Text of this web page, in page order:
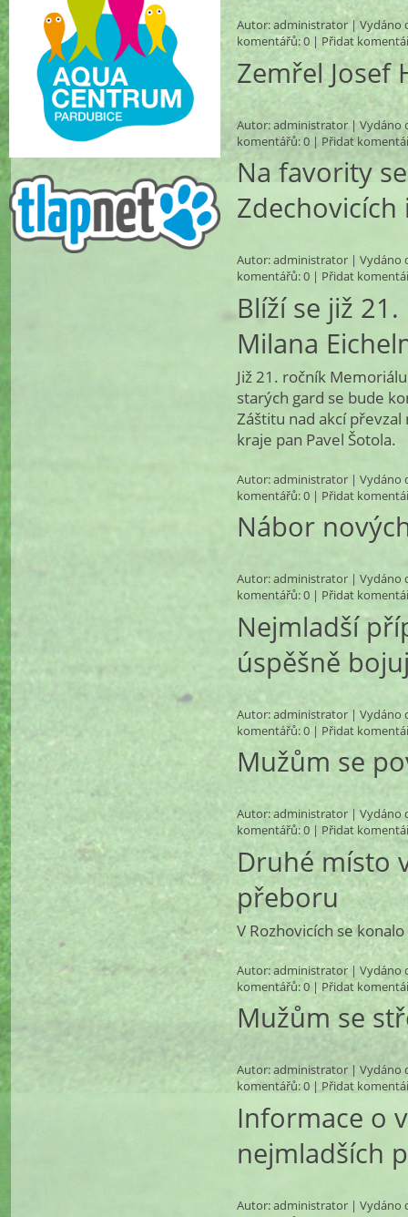
Autor:administrator| Vydáno
komentářů: 0 | Přidat
Zemřel Josef
Autor:administrator| Vydáno
komentářů: 0 | Přidat
Na favority
Zdechovicích
Autor:administrator| Vydáno
komentářů: 0 | Přidat
Blíží se již
Milana
Již 21. ročník
starých gard se bude
Záštitu nad akcí
kraje pan Pavel Šotola.
Autor:administrator| Vydáno
komentářů: 0 | Přidat
Nábor
Autor:administrator| Vydáno
komentářů: 0 | Přidat
Nejmladší
úspěšně
Autor:administrator| Vydáno
komentářů: 0 | Přidat
Mužům se
Autor:administrator| Vydáno
komentářů: 0 | Přidat
Druhé místo
přeboru
V Rozhovicích se
Autor:administrator| Vydáno
komentářů: 0 | Přidat
Mužům se
Autor:administrator| Vydáno
komentářů: 0 | Přidat
Informace o
nejmladších
Autor:administrator| Vydáno